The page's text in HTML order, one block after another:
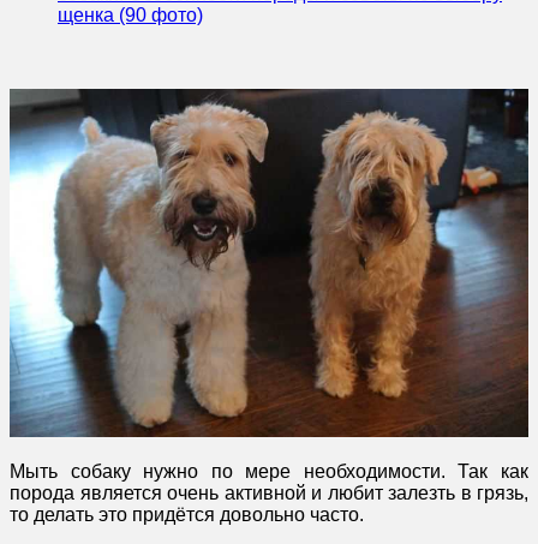
щенка (90 фото)
Мыть собаку нужно по мере необходимости. Так как
порода является очень активной и любит залезть в грязь,
то делать это придётся довольно часто.